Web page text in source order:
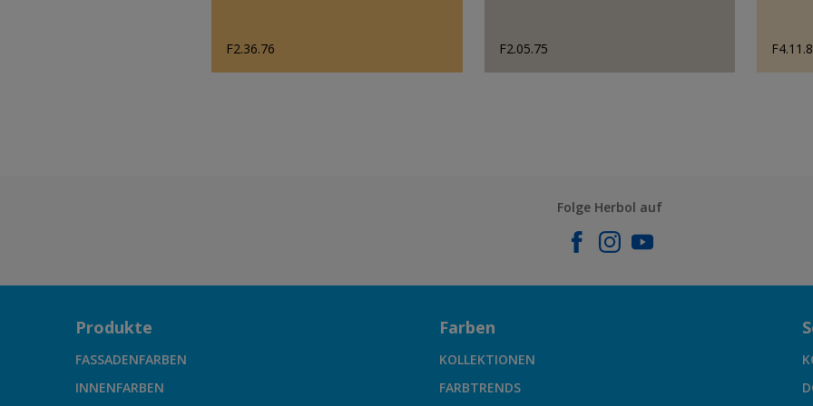
F2.36.76 F2.05.75
Folge Herbol auf
Produkte
FASSADENFARBEN
INNENFARBEN
Farben
KOLLEKTIONEN
FARBTRENDS